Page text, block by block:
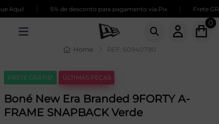
5% de desconto para pagamento via Pix Frete
0
Home REF: 60940790
FRETE GRÁTIS* ÚLTIMAS PEÇAS
Boné New Era Branded 9FORTY A-
FRAME SNAPBACK Verde